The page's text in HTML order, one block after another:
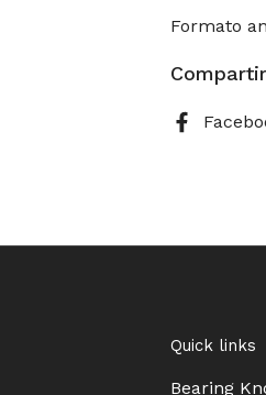
Formato
Compartir
Quick links
Bearing